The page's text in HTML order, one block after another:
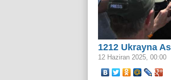
1212 Ukrayna
12 Haziran 2025, 00:00